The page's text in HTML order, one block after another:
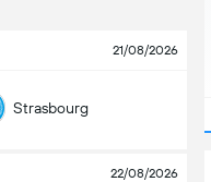
21/08/2026
Strasbourg
22/08/2026